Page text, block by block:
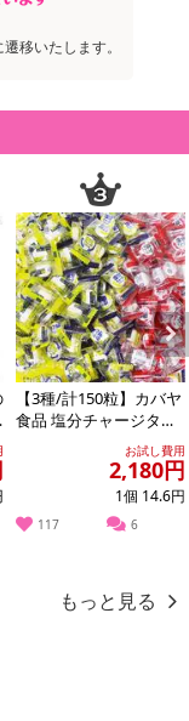
移いたします。
【3種/計150粒】カバヤ
食品 塩分チャージタブ
レッツ（塩レモン味・
スポーツドリ...
お試し費用
2,180円
1個 14.6円
117 6
Next
もっと見る